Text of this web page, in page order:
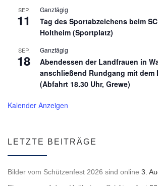
SEP.
11
Ganztägig
Tag des Sportabzeichens beim
Holtheim (Sportplatz)
SEP.
18
Ganztägig
Abendessen der Landfrauen in
anschließend Rundgang mit dem
(Abfahrt 18.30 Uhr, Grewe)
Kalender Anzeigen
LETZTE BEITRÄGE
Bilder vom Schützenfest 2026 sind online 3.